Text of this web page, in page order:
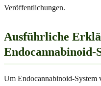
Veröffentlichungen.
Ausführliche
Endocannabinoid-
Um Endocannabinoid-System